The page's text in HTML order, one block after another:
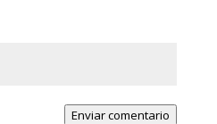
Enviar comentario